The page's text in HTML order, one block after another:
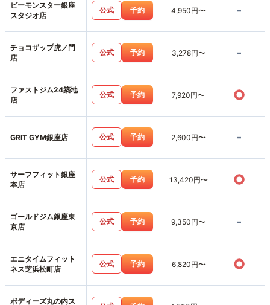
ビーモンスター銀座
スタジオ店
公式 予約 4,950円〜 -
チョコザップ虎ノ門
店
公式 予約 3,278円〜 -
ファストジム24築地
店
公式 予約 7,920円〜 ○
GRIT GYM銀座店 公式 予約 2,600円〜 -
サーフフィット銀座
本店
公式 予約 13,420円〜 ○
ゴールドジム銀座東
京店
公式 予約 9,350円〜 -
エニタイムフィット
ネス芝浜松町店
公式 予約 6,820円〜 ○
ボディーズ丸の内ス